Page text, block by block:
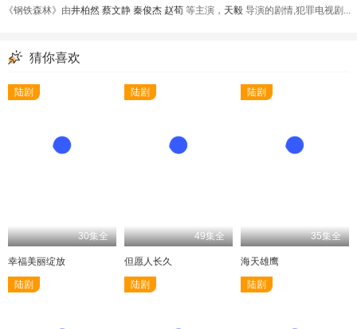
《钢铁森林》由井柏然 蔡文静 秦俊杰 赵荀 等主演， 天毅 导演的剧情,犯罪电视剧...
猜你喜欢
30集全
陆剧
幸福美丽绽放
49集全
陆剧
但愿人长久
35集全
陆剧
海天雄鹰
陆剧 陆剧 陆剧